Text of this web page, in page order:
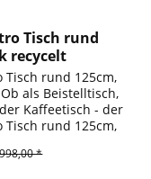
Tisch rund
recycelt
Tisch rund 125cm,
als Beistelltisch,
Kaffeetisch - der
Tisch rund 125cm,
ist allzeit eine gute
Bistro wird
*